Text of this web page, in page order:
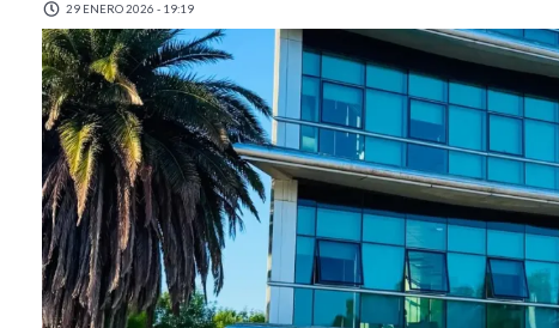
29 ENERO 2026 - 19:19